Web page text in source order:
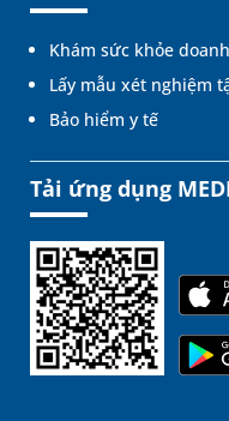
Khám sức khỏe
Lấy mẫu xét nghiệm
Bảo hiểm y tế
Tải ứng dụng